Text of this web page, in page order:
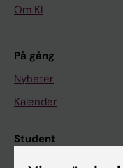
Om KI
På gång
Nyheter
Kalender
Student
Ladok